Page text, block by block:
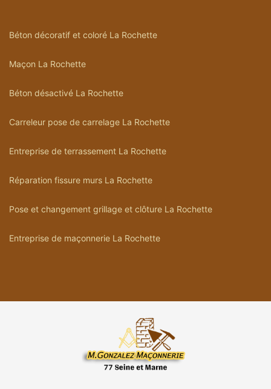
Béton décoratif et coloré La Rochette
Maçon La Rochette
Béton désactivé La Rochette
Carreleur pose de carrelage La Rochette
Entreprise de terrassement La Rochette
Réparation fissure murs La Rochette
Pose et changement grillage et clôture La Rochette
Entreprise de maçonnerie La Rochette